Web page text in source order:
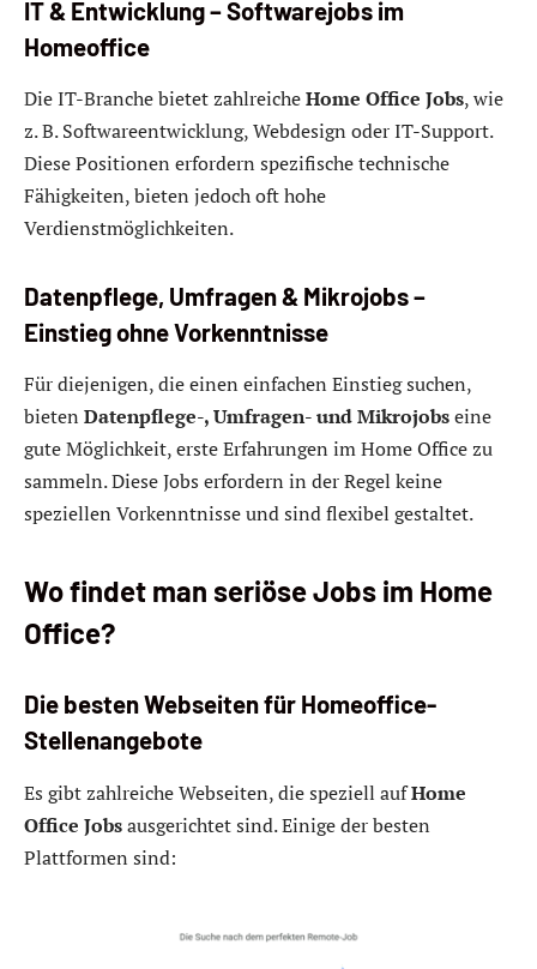
IT & Entwicklung – Softwarejobs im
Homeoffice
Die IT-Branche bietet zahlreicheHome Office Jobs, wie
z. B. Softwareentwicklung, Webdesign oder IT-Support.
Diese Positionen erfordern spezifische technische
Fähigkeiten, bieten jedoch oft hohe
Verdienstmöglichkeiten.
Datenpflege, Umfragen & Mikrojobs –
Einstieg ohne Vorkenntnisse
Für diejenigen, die einen einfachen Einstieg suchen,
bieten Datenpflege-, Umfragen- und Mikrojobseine
gute Möglichkeit, erste Erfahrungen im Home Office zu
sammeln. Diese Jobs erfordern in der Regel keine
speziellen Vorkenntnisse und sind flexibel gestaltet.
Wo findet man seriöse Jobs im Home
Office?
Die besten Webseiten für Homeoffice-
Stellenangebote
Es gibt zahlreiche Webseiten, die speziell aufHome
Office Jobsausgerichtet sind. Einige der besten
Plattformen sind: